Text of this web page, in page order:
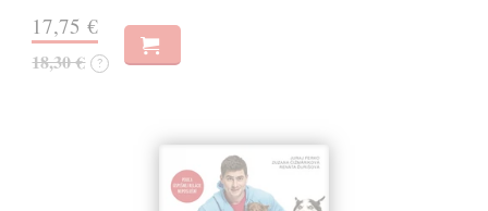
17,75 €
18,30 € ?